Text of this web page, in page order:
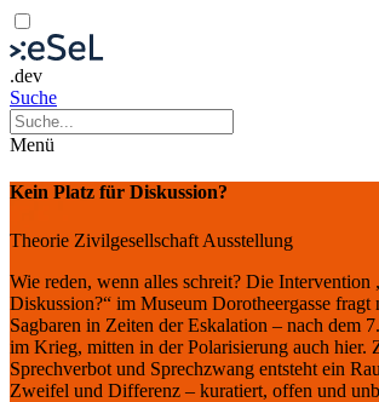
.dev
Suche
Menü
Kein Platz für Diskussion?
Theorie Zivilgesellschaft Ausstellung
Wie reden, wenn alles schreit? Die Intervention
Diskussion?“ im Museum Dorotheergasse fragt
Sagbaren in Zeiten der Eskalation – nach dem
im Krieg, mitten in der Polarisierung auch hier.
Sprechverbot und Sprechzwang entsteht ein
Zweifel und Differenz – kuratiert, offen und